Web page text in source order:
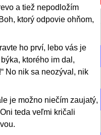
a tiež nepodložím
ktorý odpovie ohňom,
ho prví, lebo vás je
ktorého im dal,
No nik sa neozýval, nik
je možno niečím zaujatý,
teda veľmi kričali